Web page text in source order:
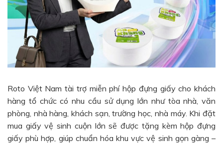
Roto Việt Nam tài trợ miễn phí hộp đựng giấy cho khách
hàng tổ chức có nhu cầu sử dụng lớn như tòa nhà, văn
phòng, nhà hàng, khách sạn, trường học, nhà máy. Khi đặt
mua giấy vệ sinh cuộn lớn sẽ được tặng kèm hộp đựng
giấy phù hợp, giúp chuẩn hóa khu vực vệ sinh gọn gàng –